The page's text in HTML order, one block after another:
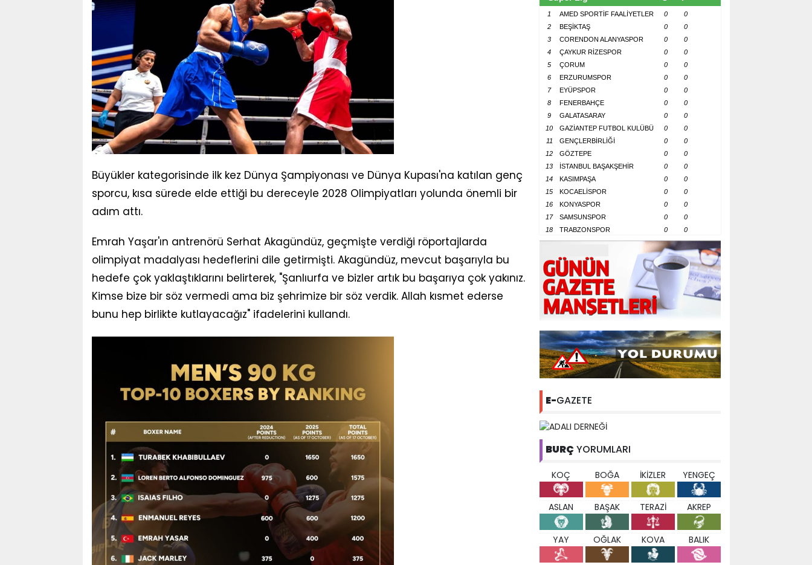
Büyükler kategorisinde ilk kez Dünya Şampiyonası ve Dünya Kupası'na katılan genç
sporcu, kısa sürede elde ettiği bu dereceyle 2028 Olimpiyatları yolunda önemli bir
adım attı.
Emrah Yaşar'ın antrenörü Serhat Akagündüz, geçmişte verdiği röportajlarda
olimpiyat madalyası hedeflerini dile getirmişti. Akagündüz, mevcut başarıyla bu
hedefe çok yaklaştıklarını belirterek, "Şanlıurfa ve bizler artık bu başarıya çok yakınız.
Kimse bize bir söz vermedi ama biz şehrimize bir söz verdik. Allah kısmet ederse
bunu hep birlikte kutlayacağız" ifadelerini kullandı.
1 AMED SPORTİF FAALİYETLER 0
0
2
BEŞİKTAŞ 0
0
3
CORENDON ALANYASPOR 0
0
4
ÇAYKUR RİZESPOR 0
0
5
ÇORUM 0
0
6
ERZURUMSPOR 0
0
7
EYÜPSPOR 0
0
8
FENERBAHÇE 0
0
9
GALATASARAY 0
0
10
GAZİANTEP FUTBOL KULÜBÜ 0
0
11
GENÇLERBİRLİĞİ 0
0
12
GÖZTEPE 0
0
13
İSTANBUL BAŞAKŞEHİR 0
0
14
KASIMPAŞA 0
0
15
KOCAELİSPOR 0
0
16
KONYASPOR 0
0
17
SAMSUNSPOR 0
0
18
TRABZONSPOR 0 0
E-GAZETE
BURÇ YORUMLARI
KOÇ BOĞA İKİZLER YENGEÇ
ASLAN BAŞAK TERAZİ AKREP
YAY OĞLAK KOVA BALIK